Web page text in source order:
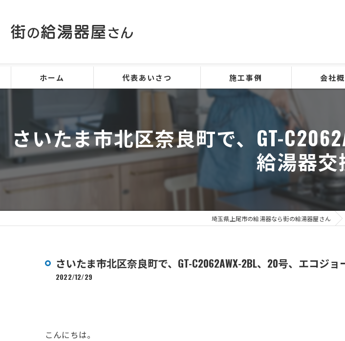
ホーム 代表あいさつ 施工事例 会社
さいたま市北区奈良町で、GT-
給湯器
埼玉県上尾市の給湯器なら街の給湯器屋さん
さいたま市北区奈良町で、GT-C2062AWX-2BL、20号、エコジ
2022/12/29
こんにちは。